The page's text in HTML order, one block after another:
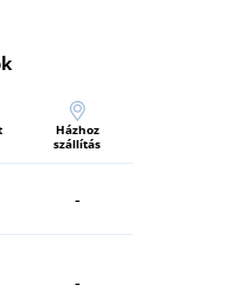
Házhoz
szállítás
-
-